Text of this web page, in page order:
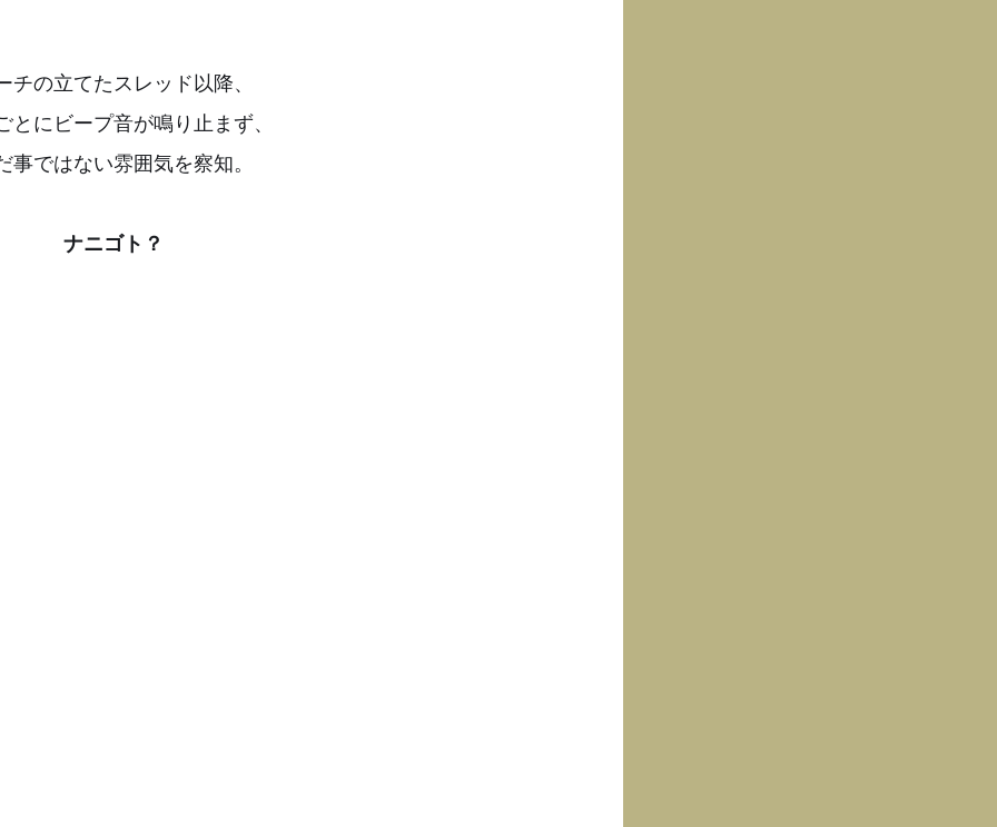
チの立てたスレッド以降、
とにビープ音が鳴り止まず、
事ではない雰囲気を察知。
ナニゴト？